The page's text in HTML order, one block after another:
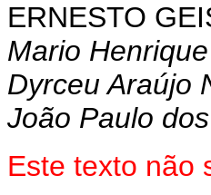
ERNESTO
Mario
Dyrceu Araújo
João Paulo
Este texto não